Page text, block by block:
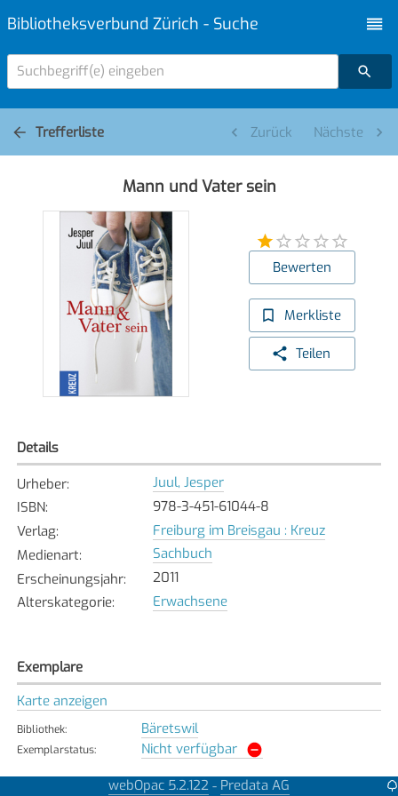
Bibliotheksverbund Zürich - Suche
Suchbegriff(e) eingeben
Trefferliste Zurück Nächste
Mann und Vater sein
Bewerten
Merkliste
Teilen
Details
Urheber:
Juul, Jesper
ISBN:
978-3-451-61044-8
Verlag:
Freiburg im Breisgau : Kreuz
Medienart:
Sachbuch
Erscheinungsjahr:
2011
Alterskategorie: Erwachsene
Exemplare
Karte anzeigen
Bibliothek: Bäretswil
Exemplarstatus: Nicht verfügbar
Bülach
webOpac 5.2.122 - Predata AG